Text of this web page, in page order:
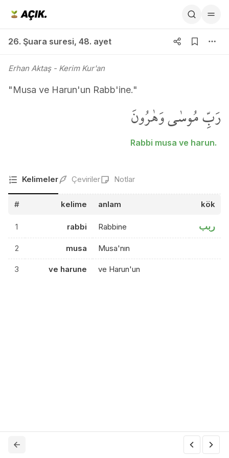
26. Şuara suresi, 48. ayet
Erhan Aktaş- Kerim Kur'an
"Musa ve Harun'un Rabb'ine."
رَبِّ مُوسٰى وَهٰرُونَ
Rabbi musa ve harun.
Kelimeler Çeviriler Notlar
# kelime anlam kök
1 rabbi Rabbine ربب
2 musa Musa'nın
3 ve harune ve Harun'un